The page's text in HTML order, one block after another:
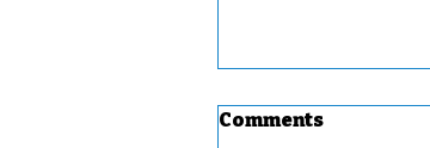
Comments